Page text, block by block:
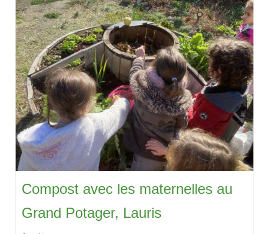
Compost avec les maternelles au
Grand Potager, Lauris